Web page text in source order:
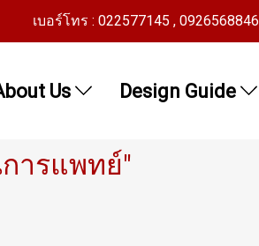
เบอร์โทร : 022577145 , 0926568846
Us Design Guide
ารแพทย์"